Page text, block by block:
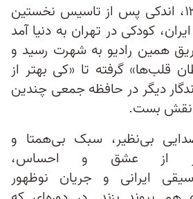
نوزدهم مردادماه ۱۳۱۹، اندکی پس از تاسیس نخستین
کودکی در تهران به دنیا آمد
همین رادیو به شهرت رسید و
قلب‌ها» گرفته تا «کی‌ بهتر از
دیگر در حافظه جمعی چندین
نقش بست.
بی‌نظیر، سبک بی‌همتا و
از عشق و احساس،
ایرانی و جریان نوظهور